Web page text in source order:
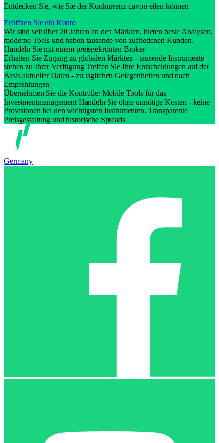
Entdecken Sie, wie Sie der Konkurrenz davon eilen können
Eröffnen Sie ein Konto
Wir sind seit über 20 Jahren an den Märkten, bieten beste Analysen,
moderne Tools und haben tausende von zufriedenen Kunden.
Handeln Sie mit einem preisgekrönten Broker
Erhalten Sie Zugang zu globalen Märkten - tausende Instrumente
stehen zu Ihrer Verfügung Treffen Sie Ihre Entscheidungen auf der
Basis aktueller Daten - zu täglichen Gelegenheiten und nach
Empfehlungen
Übernehmen Sie die Kontrolle: Mobile Tools für das
Investmentmanagement Handeln Sie ohne unnötige Kosten - keine
Provisionen bei den wichtigsten Instrumenten. Transparente
Preisgestaltung und historische Spreads
Germany